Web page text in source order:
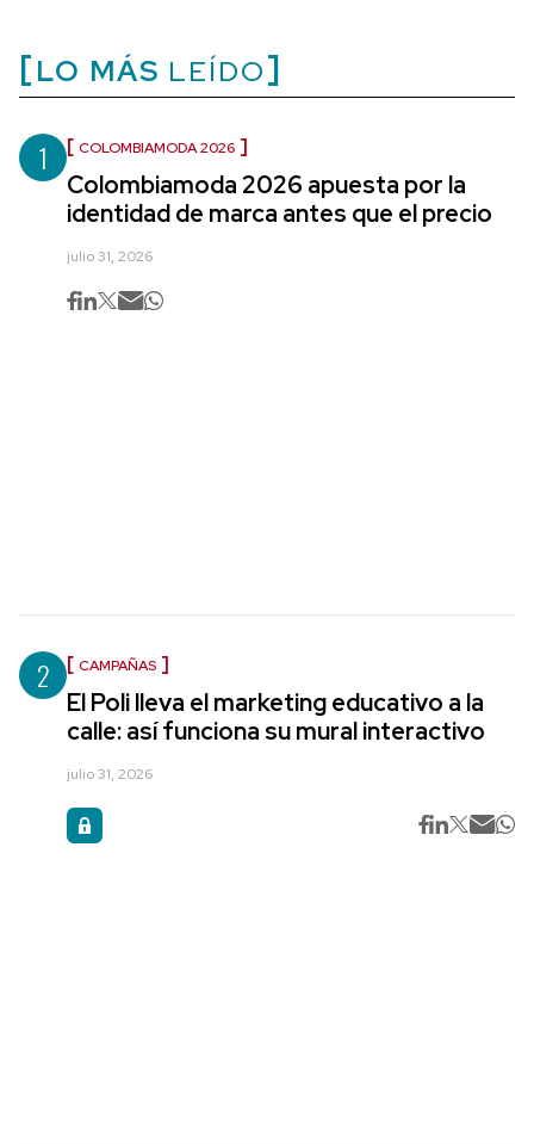
LO MÁS LEÍDO
1 COLOMBIAMODA 2026
Colombiamoda 2026 apuesta por la
identidad de marca antes que el precio
julio 31, 2026
2 CAMPAÑAS
El Poli lleva el marketing educativo a la
calle: así funciona su mural interactivo
julio 31, 2026